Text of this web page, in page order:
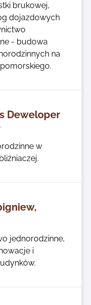
brukowej,
dojazdowych
- budowa
na
Deweloper
w
jednorodzinne,
i